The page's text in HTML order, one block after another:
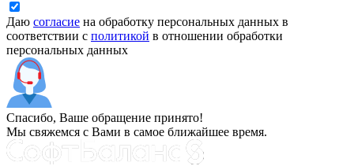
Даю согласие на обработку персональных данных в
соответствии с политикой в отношении обработки
персональных данных
Спасибо, Ваше обращение принято!
Мы свяжемся с Вами в самое ближайшее время.